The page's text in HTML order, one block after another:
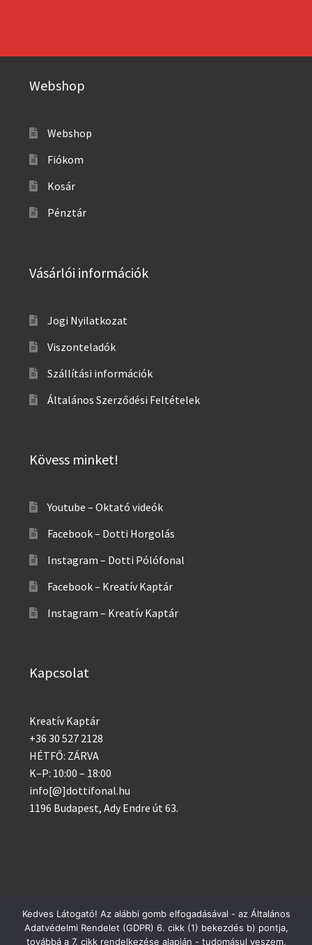
Postai csomagküldés szerdánként, GLS minden nap!
Webshop
Webshop
Fiókom
Kosár
Pénztár
Vásárlói információk
Jogi Nyilatkozat
Viszonteladók
Szállítási információk
Általános Szerződési Feltételek
Kövess minket!
Youtube – Oktató videók
Facebook – Dotti Horgolás
Instagram – Dotti Pólófonal
Facebook – Kreatív Kaptár
Instagram – Kreatív Kaptár
Kapcsolat
Kreatív Kaptár
+36 30 527 2128
HÉTFŐ: ZÁRVA
K–P: 10:00 – 18:00
info[@]dottifonal.hu
1196 Budapest, Ady Endre út 63.
© 2014 - 2023 Kreatív Kaptár
Kedves Látogató! Az alábbi gomb elfogadásával - az Általános
Adatvédelmi Rendelet (GDPR) 6. cikk (1) bekezdés b) pontja,
továbbá a 7. cikk rendelkezése alapján - tudomásul veszem,